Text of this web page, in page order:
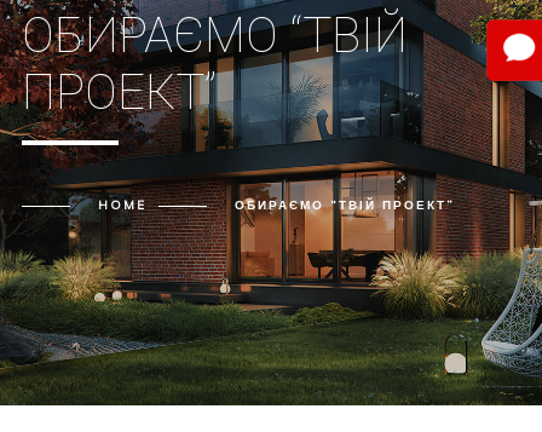
ОБИРАЄМО “ТВІЙ
ПРОЕКТ”
HOME ОБИРАЄМО “ТВІЙ ПРОЕКТ”